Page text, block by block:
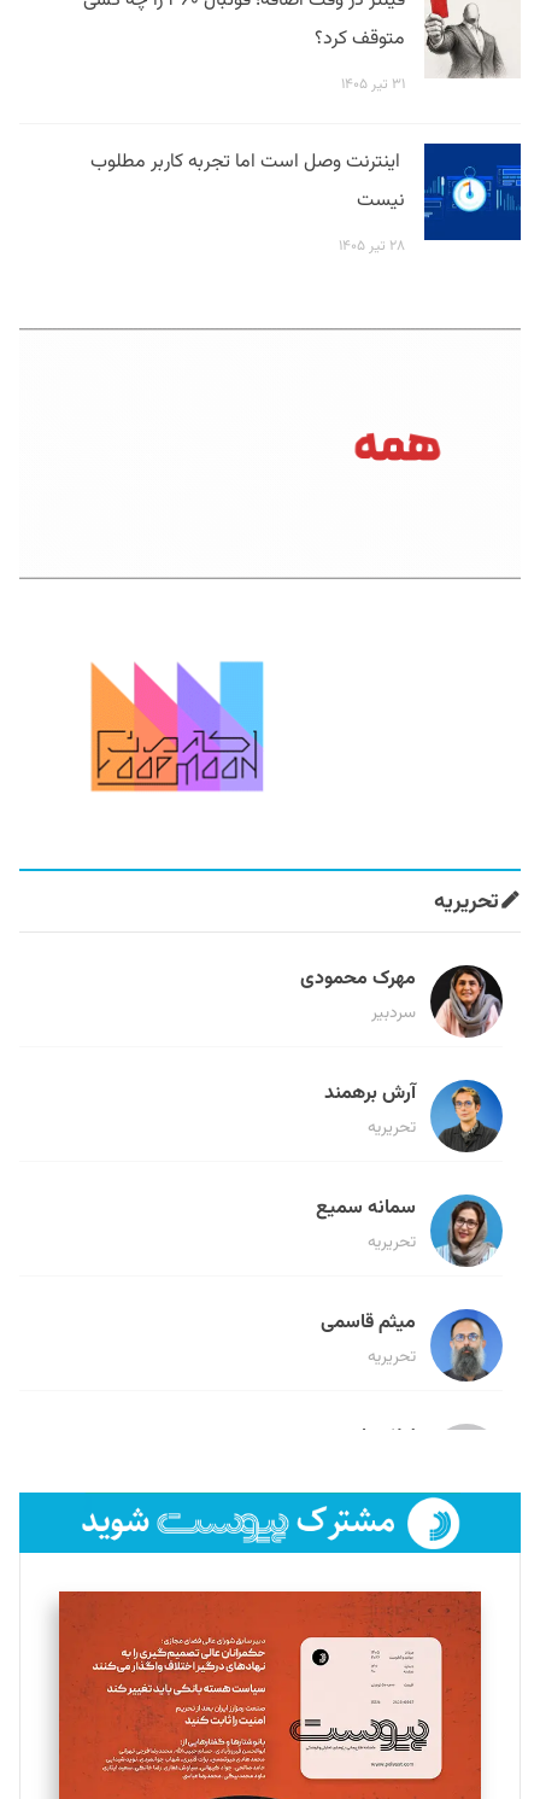
متوقف کرد؟
۳۱ تیر ۱۴۰۵
اینترنت وصل است اما تجربه کاربر مطلوب
نیست
۲۸ تیر ۱۴۰۵
تحریریه
مهرک محمودی
سردبیر
آرش برهمند
تحریریه
سمانه سمیع
تحریریه
میثم قاسمی
تحریریه
لیلا حنارود
فائزه فتحی رستمی
تحریریه
سروش کرمیان
تحریریه
مینا پاکدل